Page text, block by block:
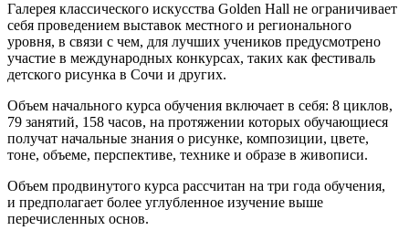
Галерея классического искусства Golden Hall не ограничивает
себя проведением выставок местного и регионального
уровня, в связи с чем, для лучших учеников предусмотрено
участие в международных конкурсах, таких как фестиваль
детского рисунка в Сочи и других.
Объем начального курса обучения включает в себя: 8 циклов,
79 занятий, 158 часов, на протяжении которых обучающиеся
получат начальные знания о рисунке, композиции, цвете,
тоне, объеме, перспективе, технике и образе в живописи.
Объем продвинутого курса рассчитан на три года обучения,
и предполагает более углубленное изучение выше
перечисленных основ.